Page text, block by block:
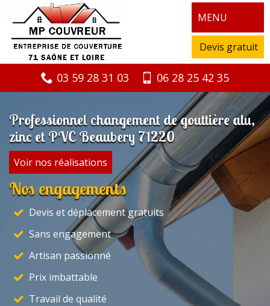
MENU
Devis gratuit
03 59 28 31 03 06 28 25 42 35
Professionnel changement de gouttière alu,
zinc et PVC Beaubery 71220
Voir nos réalisations
Nos engagements
Devis et déplacement gratuits
Sans engagement
Artisan passionné
Prix imbattable
Travail de qualité